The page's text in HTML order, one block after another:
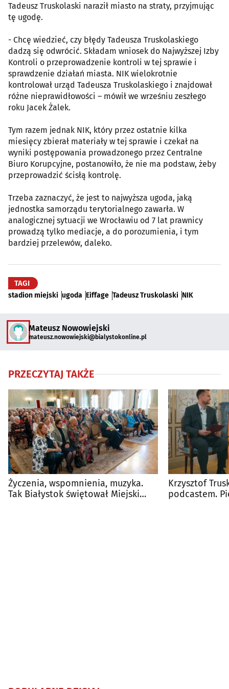
Tadeusz Truskolaski naraził miasto na straty, przyjmując
tę ugodę.
- Chcę wiedzieć, czy błędy Tadeusza Truskolaskiego
dadzą się odwrócić. Składam wniosek do Najwyższej Izby
Kontroli o przeprowadzenie kontroli w tej sprawie i
sprawdzenie działań miasta. NIK wielokrotnie
kontrolował urząd Tadeusza Truskolaskiego i znajdował
różne nieprawidłowości – mówił we wrześniu zeszłego
roku Jacek Żalek.
Tym razem jednak NIK, który przez ostatnie kilka
miesięcy zbierał materiały w tej sprawie i czekał na
wyniki postępowania prowadzonego przez Centralne
Biuro Korupcyjne, postanowiło, że nie ma podstaw, żeby
przeprowadzić ścisłą kontrolę.
Trzeba zaznaczyć, że jest to najwyższa ugoda, jaką
jednostka samorządu terytorialnego zawarła. W
analogicznej sytuacji we Wrocławiu od 7 lat prawnicy
prowadzą tylko mediacje, a do porozumienia, i tym
bardziej przelewów, daleko.
TAGI
stadion miejski ugoda Eiffage Tadeusz Truskolaski NIK
Mateusz Nowowiejski
mateusz.nowowiejski@bialystokonline.pl
PRZECZYTAJ TAKŻE
Życzenia, wspomnienia, muzyka.
Tak Białystok świętował Miejski
Krzysztof
podcastem.